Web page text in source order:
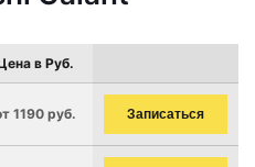
в Руб.
1190 руб. Записаться